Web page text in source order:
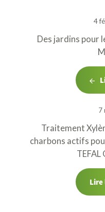
4
Des jardins pour
7
Traitement
charbons actifs
TEFAL